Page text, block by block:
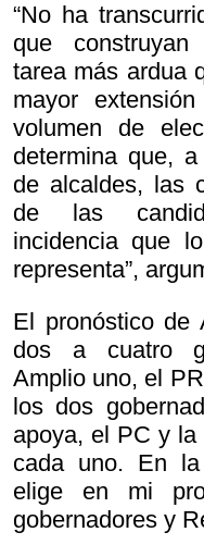
“No ha
que
tarea más ardua
mayor
volumen de
determina que,
de alcaldes, las
de las
incidencia que
representa”,
El pronóstico de
dos a cuatro
Amplio uno, el
los dos
apoya, el PC y
cada uno. En la
elige en mi
gobernadores y